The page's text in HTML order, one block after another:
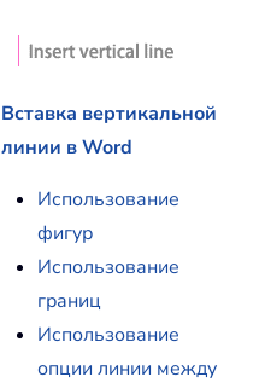
Вставка вертикальной
линии в Word
Использование
фигур
Использование
границ
Использование
опции линии между